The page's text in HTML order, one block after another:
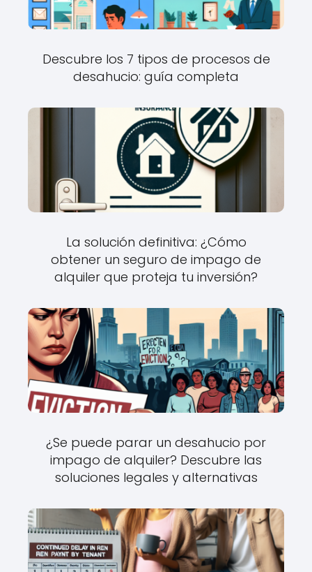
Descubre los 7 tipos de procesos de
desahucio: guía completa
La solución definitiva: ¿Cómo
obtener un seguro de impago de
alquiler que proteja tu inversión?
¿Se puede parar un desahucio por
impago de alquiler? Descubre las
soluciones legales y alternativas